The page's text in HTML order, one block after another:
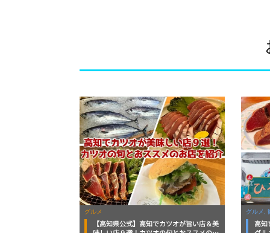
グルメ
【高知県公式】高知でカツオが旨い店＆美
グルメ,
高知